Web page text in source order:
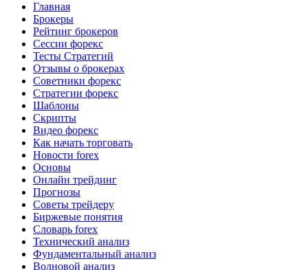
Главная
Брокеры
Рейтинг брокеров
Сессии форекс
Тесты Стратегий
Отзывы о брокерах
Советники форекс
Стратегии форекс
Шаблоны
Скрипты
Видео форекс
Как начать торговать
Новости forex
Основы
Онлайн трейдинг
Прогнозы
Советы трейдеру
Биржевые понятия
Словарь forex
Технический анализ
Фундаментальный анализ
Волновой анализ